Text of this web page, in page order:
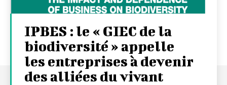
IPBES : le « GIEC de la
biodiversité » appelle
les entreprises à devenir
des alliées du vivant